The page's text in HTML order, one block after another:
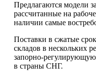
Предлагаются модели
рассчитанные на
наличии самые
Поставки в сжатые
складов в нескольких
запорно-
в страны СНГ.